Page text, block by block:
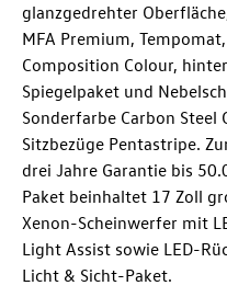
glanzgedrehter
MFA Premium,
Composition Colour,
Spiegelpaket und
Sonderfarbe Carbon Steel
Sitzbezüge Pentastripe.
drei Jahre Garantie bis
Paket beinhaltet 17 Zoll
Xenon-Scheinwerfer mit
Light Assist sowie LED-
Licht & Sicht-Paket.